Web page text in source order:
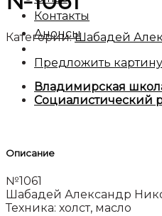
Контакты
Анонсы
Предложить картину
Категории:Шабадей
Владимирская
Социалистический
Описание
№1061
Шабадей Александр
Техника: холст, масло